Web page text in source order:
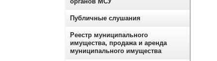
Публичные слушания
Реестр муниципального
имущества, продажа и аренда
муниципального имущества